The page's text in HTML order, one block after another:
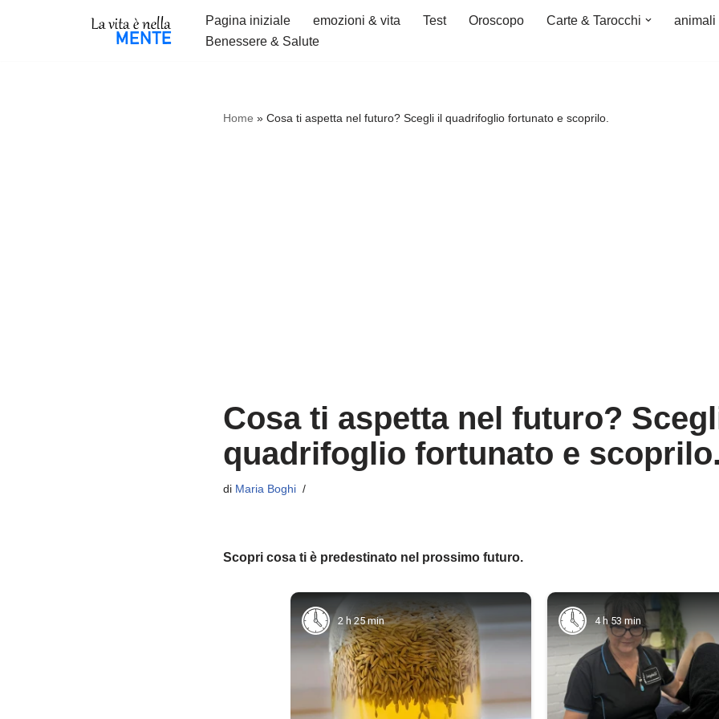
Pagina iniziale emozioni & vita Test Oroscopo Carte & Tarocchi
animali
Benessere & Salute
Home » Cosa ti aspetta nel futuro? Scegli il quadrifoglio fortunato e scoprilo.
Cosa ti aspetta nel futuro?
quadrifoglio fortunato e
di Maria Boghi
Scopri cosa ti è predestinato nel prossimo futuro.
2 h 25 min 4 h 53 min